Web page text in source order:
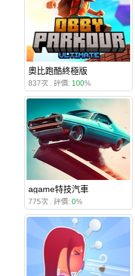
奧比跑酷終極版
837次 . 評價: 100%
agame特技汽車
775次 . 評價: 0%